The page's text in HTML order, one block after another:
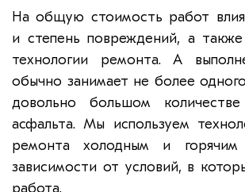
На общую стоимость работ
и степень повреждений, а также
технологии ремонта. А
обычно занимает не более
довольно большом
асфальта. Мы используем
ремонта холодным и
зависимости от условий, в
работа.